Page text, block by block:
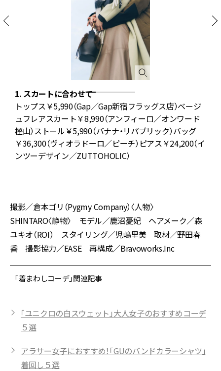
1. スカートに合わせて
トップス￥5,990（Gap／Gap新宿フラッグス店）ベージ
ュフレアスカート￥8,990（アンフィーロ／オンワード
樫山）ストール￥5,990（バナナ・リパブリック）バッグ
￥36,300（ヴィオラドーロ／ピーチ）ピアス￥24,200（イ
ンツーデザイン／ZUTTOHOLIC）
撮影／倉本ゴリ（Pygmy Company）〈人物〉
SHINTARO〈静物〉 モデル／鹿沼憂妃 ヘアメーク／森
ユキオ（ROI） スタイリング／児嶋里美 取材／野田春
香 撮影協力／EASE 再構成／Bravoworks.Inc
「着まわしコーデ」関連記事
「ユニクロの白スウェット」大人女子のおすすめコーデ
５選
アラサー女子におすすめ！「GUのバンドカラーシャツ」
着回し５選